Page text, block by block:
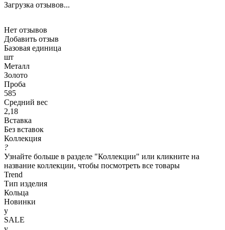
Загрузка отзывов...
Нет отзывов
Добавить отзыв
Базовая единица
шт
Металл
Золото
Проба
585
Средний вес
2,18
Вставка
Без вставок
Коллекция
?
Узнайте больше в разделе "Коллекции" или кликните на
название коллекции, чтобы посмотреть все товары
Trend
Тип изделия
Кольца
Новинки
y
SALE